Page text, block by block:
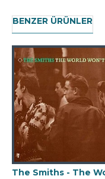
BENZER ÜRÜNLER